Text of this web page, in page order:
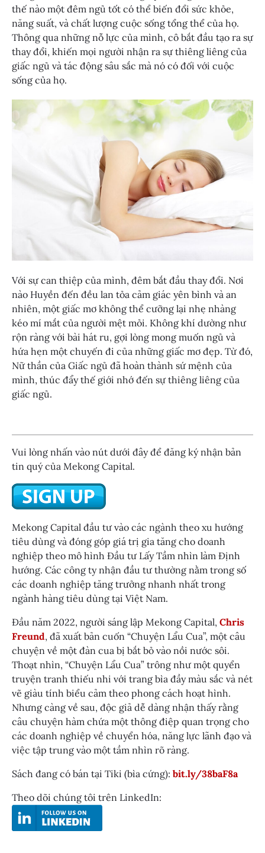
thế nào một đêm ngủ tốt có thể biến đổi sức khỏe,
năng suất, và chất lượng cuộc sống tổng thể của họ.
Thông qua những nỗ lực của mình, cô bắt đầu tạo ra sự
thay đổi, khiến mọi người nhận ra sự thiêng liêng của
giấc ngủ và tác động sâu sắc mà nó có đối với cuộc
sống của họ.
Với sự can thiệp của mình, đêm bắt đầu thay đổi. Nơi
nào Huyền đến đều lan tỏa cảm giác yên bình và an
nhiên, một giấc mơ không thể cưỡng lại nhẹ nhàng
kéo mí mắt của người mệt mỏi. Không khí dường như
rộn ràng với bài hát ru, gợi lòng mong muốn ngủ và
hứa hẹn một chuyến đi của những giấc mơ đẹp. Từ đó,
Nữ thần của Giấc ngủ đã hoàn thành sứ mệnh của
mình, thúc đẩy thế giới nhớ đến sự thiêng liêng của
giấc ngủ.
Vui lòng nhấn vào nút dưới đây để đăng ký nhận bản
tin quý của Mekong Capital.
Mekong Capital đầu tư vào các ngành theo xu hướng
tiêu dùng và đóng góp giá trị gia tăng cho doanh
nghiệp theo mô hình Đầu tư Lấy Tầm nhìn làm Định
hướng. Các công ty nhận đầu tư thường nằm trong số
các doanh nghiệp tăng trưởng nhanh nhất trong
ngành hàng tiêu dùng tại Việt Nam.
Đầu năm 2022, người sáng lập Mekong Capital, Chris
Freund, đã xuất bản cuốn “Chuyện Lẩu Cua”, một câu
chuyện về một đàn cua bị bắt bỏ vào nồi nước sôi.
Thoạt nhìn, “Chuyện Lẩu Cua” trông như một quyển
truyện tranh thiếu nhi với trang bìa đầy màu sắc và nét
vẽ giàu tính biểu cảm theo phong cách hoạt hình.
Nhưng càng về sau, độc giả dễ dàng nhận thấy rằng
câu chuyện hàm chứa một thông điệp quan trọng cho
các doanh nghiệp về chuyển hóa, năng lực lãnh đạo và
việc tập trung vào một tầm nhìn rõ ràng.
Sách đang có bán tại Tiki (bìa cứng): bit.ly/38baF8a
Theo dõi chúng tôi trên LinkedIn: